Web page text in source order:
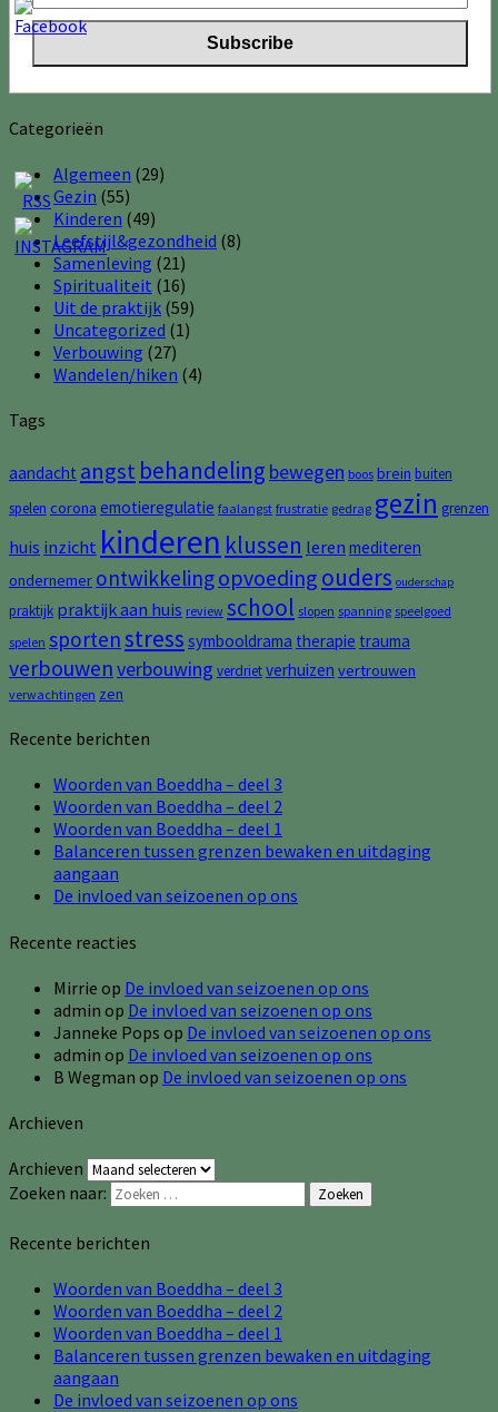
Categorieën
Algemeen (29)
Gezin (55)
Kinderen (49)
Leefstijl&gezondheid (8)
Samenleving (21)
Spiritualiteit (16)
Uit de praktijk (59)
Uncategorized (1)
Verbouwing (27)
Wandelen/hiken (4)
Tags
aandacht angst behandeling bewegen boos brein buiten
spelen corona emotieregulatie faalangst frustratie gedrag gezin grenzen
huis inzicht kinderen klussen leren mediteren
ondernemer ontwikkelingopvoeding ouders ouderschap
praktijk praktijk aan huis review school slopen spanning speelgoed
spelen sportenstress symbooldrama therapie trauma
verbouwenverbouwing verdrietverhuizen vertrouwen
verwachtingen zen
Recente berichten
Woorden van Boeddha – deel 3
Woorden van Boeddha – deel 2
Woorden van Boeddha – deel 1
Balanceren tussen grenzen bewaken en uitdaging
aangaan
De invloed van seizoenen op ons
Recente reacties
Mirrie op De invloed van seizoenen op ons
admin op De invloed van seizoenen op ons
Janneke Pops op De invloed van seizoenen op ons
admin op De invloed van seizoenen op ons
B Wegman op De invloed van seizoenen op ons
Archieven
Archieven
Zoeken naar:
Zoeken
Recente berichten
Woorden van Boeddha – deel 3
Woorden van Boeddha – deel 2
Woorden van Boeddha – deel 1
Balanceren tussen grenzen bewaken en uitdaging
aangaan
De invloed van seizoenen op ons